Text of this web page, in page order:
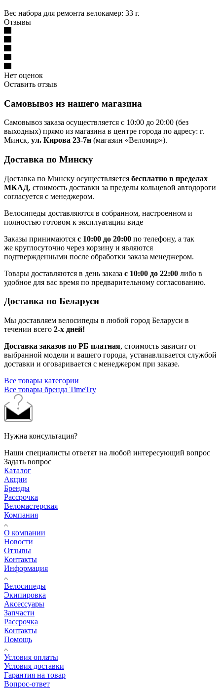
Вес набора для ремонта велокамер: 33 г.
Отзывы
Нет оценок
Оставить отзыв
Самовывоз из нашего магазина
Самовывоз заказа осуществляется с 10:00 до 20:00 (без
выходных) прямо из магазина в центре города по адресу: г.
Минск, ул. Кирова 23-7н (магазин «Веломир»).
Доставка по Минску
Доставка по Минску осуществляется бесплатно в пределах
МКАД, стоимость доставки за пределы кольцевой автодороги
согласуется с менеджером.
Велосипеды доставляются в собранном, настроенном и
полностью готовом к эксплуатации виде
Заказы принимаются с 10:00 до 20:00 по телефону, а так
же круглосуточно через корзину и являются
подтвержденными после обработки заказа менеджером.
Товары доставляются в день заказа с 10:00 до 22:00 либо в
удобное для вас время по предварительному согласованию.
Доставка по Беларуси
Мы доставляем велосипеды в любой город Беларуси в
течении всего 2-х дней!
Доставка заказов по РБ платная, стоимость зависит от
выбранной модели и вашего города, устанавливается службой
доставки и оговаривается с менеджером при заказе.
Все товары категории
Все товары бренда TimeTry
Нужна консультация?
Наши специалисты ответят на любой интересующий вопрос
Задать вопрос
Каталог
Акции
Бренды
Рассрочка
Веломастерская
Компания
О компании
Новости
Отзывы
Контакты
Информация
Велосипеды
Экипировка
Аксессуары
Запчасти
Рассрочка
Контакты
Помощь
Условия оплаты
Условия доставки
Гарантия на товар
Вопрос-ответ